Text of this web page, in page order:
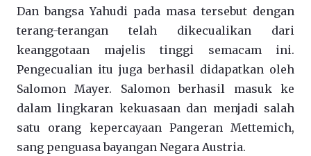
Dan bangsa Yahudi pada masa tersebut dengan
terang-terangan telah dikecualikan dari
keanggotaan majelis tinggi semacam ini.
Pengecualian itu juga berhasil didapatkan oleh
Salomon Mayer. Salomon berhasil masuk ke
dalam lingkaran kekuasaan dan menjadi salah
satu orang kepercayaan Pangeran Mettemich,
sang penguasa bayangan Negara Austria.